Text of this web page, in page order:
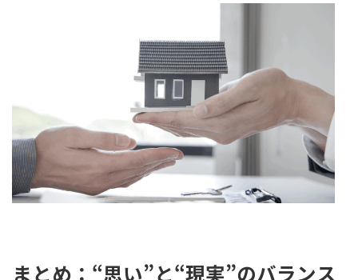
まとめ：“思い”と“現実”のバランス